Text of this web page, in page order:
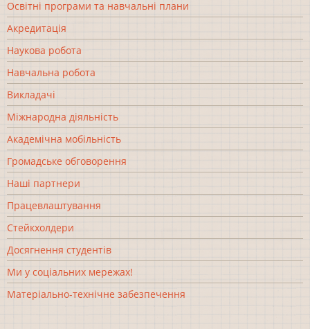
Освітні програми та навчальні плани
Акредитація
Наукова робота
Навчальна робота
Викладачі
Міжнародна діяльність
Академічна мобільність
Громадське обговорення
Наші партнери
Працевлаштування
Стейкхолдери
Досягнення студентів
Ми у соціальних мережах!
Матеріально-технічне забезпечення